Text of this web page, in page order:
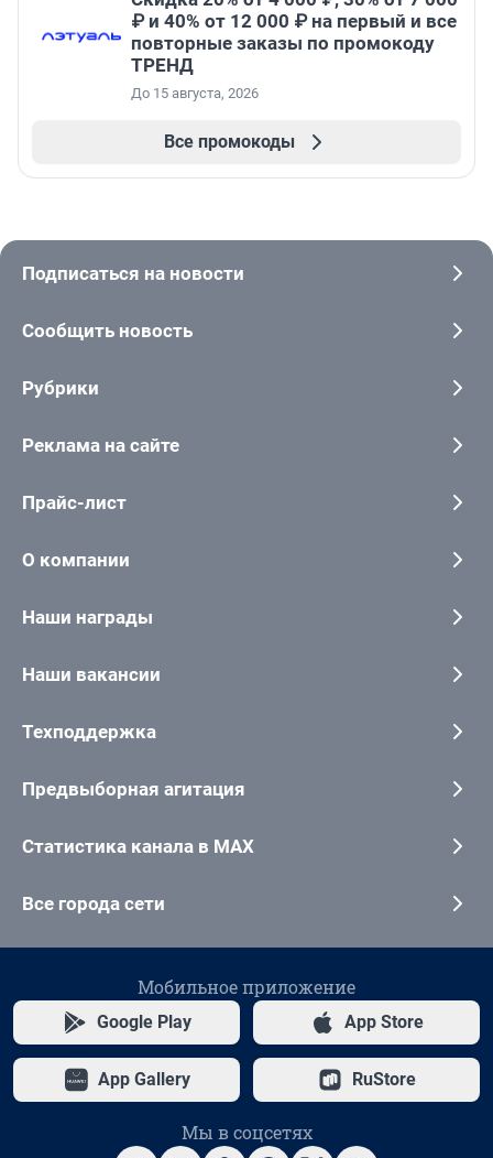
₽ и 40% от 12 000 ₽ на первый и все
повторные заказы по промокоду
ТРЕНД
До 15 августа, 2026
Все промокоды
Подписаться на новости
Сообщить новость
Рубрики
Реклама на сайте
Прайс-лист
О компании
Наши награды
Наши вакансии
Техподдержка
Предвыборная агитация
Статистика канала в MAX
Все города сети
Мобильное приложение
Google Play App Store
App Gallery RuStore
Мы в соцсетях